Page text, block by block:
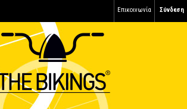
Σύνδεση
Επικοινωνία